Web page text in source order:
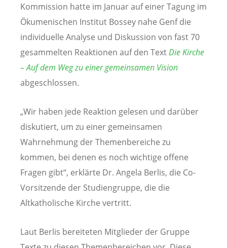
Kommission hatte im Januar auf einer Tagung im
Ökumenischen Institut Bossey nahe Genf die
individuelle Analyse und Diskussion von fast 70
gesammelten Reaktionen auf den TextDie Kirche
– Auf dem Weg zu einer gemeinsamen Vision
abgeschlossen.
„Wir haben jede Reaktion gelesen und darüber
diskutiert, um zu einer gemeinsamen
Wahrnehmung der Themenbereiche zu
kommen, bei denen es noch wichtige offene
Fragen gibt“, erklärte Dr. Angela Berlis, die Co-
Vorsitzende der Studiengruppe, die die
Altkatholische Kirche vertritt.
Laut Berlis bereiteten Mitglieder der Gruppe